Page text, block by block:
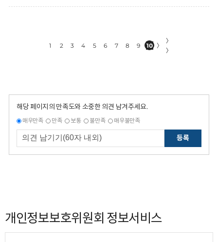
1 2 3 4 5 6 7 8 9 10 〉
〉
〉
해당 페이지의 만족도와 소중한 의견 남겨주세요.
매우만족 만족 보통 불만족 매우불만족
등록
개인정보보호위원회 정보서비스